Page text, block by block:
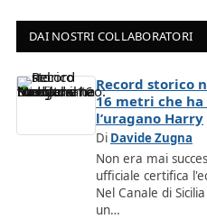
DAI NOSTRI COLLABORATORI
Record storico
16 metri che
l’uragano Harry
Di Davide Zugna
Non era mai
ufficiale certifica
Nel Canale di
un…